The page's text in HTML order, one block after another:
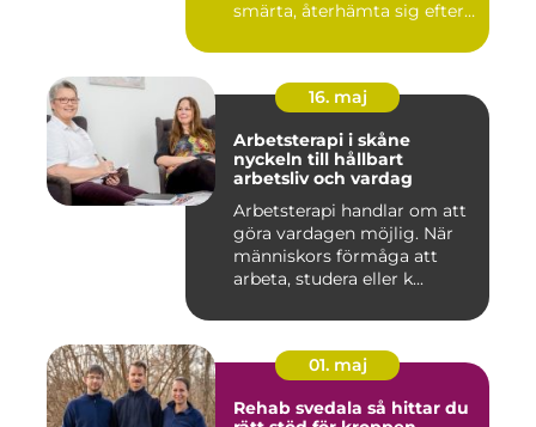
smärta, återhämta sig efter
16. maj
Arbetsterapi i skåne
nyckeln till hållbart
arbetsliv och vardag
Arbetsterapi handlar om att
göra vardagen möjlig. När
människors förmåga att
arbeta, studera eller k...
01. maj
Rehab svedala så hittar du